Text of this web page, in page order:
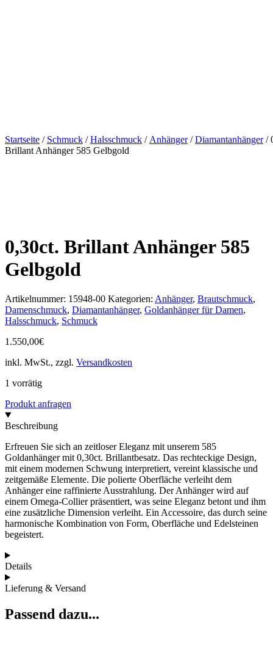
Startseite / Schmuck /Halsschmuck / Anhänger/Diamantanhänger/
Brillant Anhänger 585 Gelbgold
0,30ct. Brillant Anhänger 585
Gelbgold
Artikelnummer: 15948-00 Kategorien: Anhänger, Brautschmuck,
Damenschmuck, Diamantanhänger, Goldanhänger für Damen,
Halsschmuck, Schmuck
1.550,00€
inkl. MwSt., zzgl. Versandkosten
1 vorrätig
Produkt anfragen
Beschreibung
Erfreuen Sie sich an zeitloser Eleganz mit unserem 585
Goldanhänger mit 0,30ct. Brillantbesatz. Das rechteckige Design,
mit einem modernen Schwung interpretiert, vereint klassische und
zeitgemäße Elemente. Die polierte Oberfläche verleiht dem
Anhänger eine raffinierte Ausstrahlung. Der Anhänger wird auf
einem Omega-Collier präsentiert, was seine Eleganz betont und ihm
eine zusätzliche Dimension verleiht. Ein Accessoire, das durch seine
harmonische Kombination von Form, Oberfläche und Edelsteinen
begeistert.
Details
Lieferung & Versand
Passend dazu...